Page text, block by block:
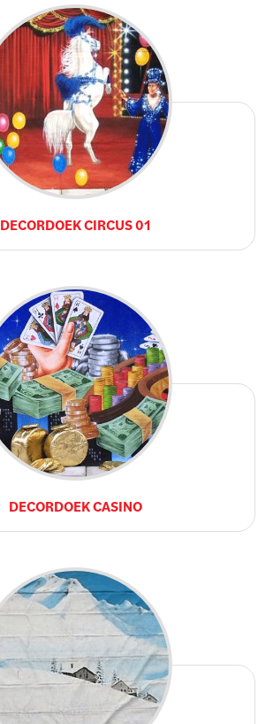
DECORDOEK CIRCUS 01
DECORDOEK CASINO